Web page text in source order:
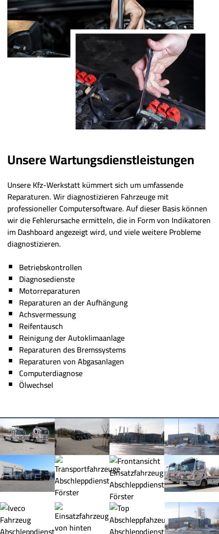
Unsere Wartungsdienstleistungen
Unsere Kfz-Werkstatt kümmert sich um umfassende
Reparaturen. Wir diagnostizieren Fahrzeuge mit
professioneller Computersoftware. Auf dieser Basis können
wir die Fehlerursache ermitteln, die in Form von Indikatoren
im Dashboard angezeigt wird, und viele weitere Probleme
diagnostizieren.
Betriebskontrollen
Diagnosedienste
Motorreparaturen
Reparaturen an der Aufhängung
Achsvermessung
Reifentausch
Reinigung der Autoklimaanlage
Reparaturen des Bremssystems
Reparaturen von Abgasanlagen
Computerdiagnose
Ölwechsel